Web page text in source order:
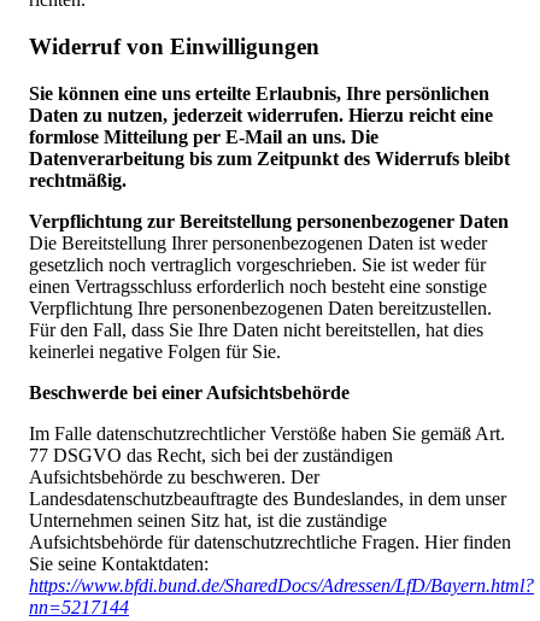
Widerruf von Einwilligungen
Sie können eine uns erteilte Erlaubnis, Ihre persönlichen
Daten zu nutzen, jederzeit widerrufen. Hierzu reicht eine
formlose Mitteilung per E-Mail an uns. Die
Datenverarbeitung bis zum Zeitpunkt des Widerrufs bleibt
rechtmäßig.
Verpflichtung zur Bereitstellung personenbezogener Daten
Die Bereitstellung Ihrer personenbezogenen Daten ist weder
gesetzlich noch vertraglich vorgeschrieben. Sie ist weder für
einen Vertragsschluss erforderlich noch besteht eine sonstige
Verpflichtung Ihre personenbezogenen Daten bereitzustellen.
Für den Fall, dass Sie Ihre Daten nicht bereitstellen, hat dies
keinerlei negative Folgen für Sie.
Beschwerde bei einer Aufsichtsbehörde
Im Falle datenschutzrechtlicher Verstöße haben Sie gemäß Art.
77 DSGVO das Recht, sich bei der zuständigen
Aufsichtsbehörde zu beschweren. Der
Landesdatenschutzbeauftragte des Bundeslandes, in dem unser
Unternehmen seinen Sitz hat, ist die zuständige
Aufsichtsbehörde für datenschutzrechtliche Fragen. Hier finden
Sie seine Kontaktdaten:
https://www.bfdi.bund.de/SharedDocs/Adressen/LfD/Bayern.html?
nn=5217144